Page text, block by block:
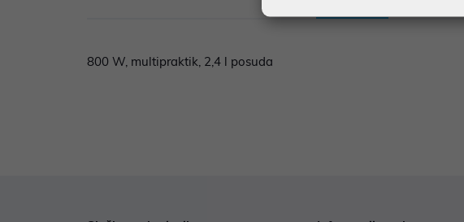
800 W, multipraktik, 2,4 l posuda